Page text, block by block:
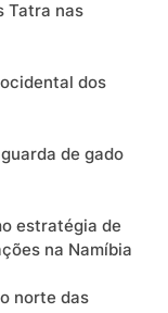
Tatra nas
dos
de gado
estratégia de
na Namíbia
norte das